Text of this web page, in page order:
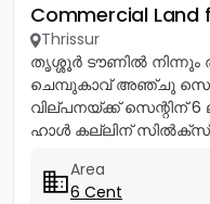
Commercial Land
Thrissur
തൃശ്ശൂർ ടൗണിൽ നിന്നും
ചെമ്പുകാവ് അഞ്ചു
വില്പനയ്ക്ക് സെന്റിന്
ഹാൾ കല്ലിന്
Area
6 Cent